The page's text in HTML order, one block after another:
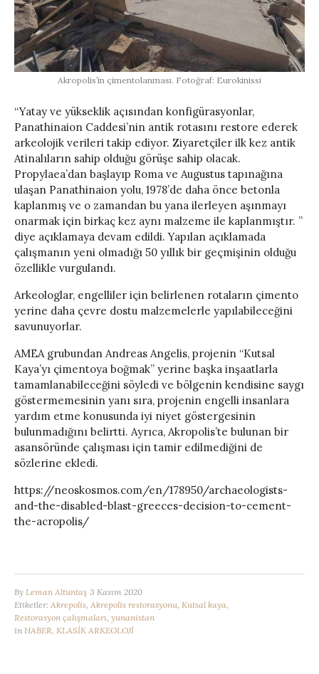
Akropolis’in çimentolanması. Fotoğraf: Eurokinissi
“Yatay ve yükseklik açısından konfigürasyonlar,
Panathinaion Caddesi’nin antik rotasını restore ederek
arkeolojik verileri takip ediyor. Ziyaretçiler ilk kez antik
Atinalıların sahip olduğu görüşe sahip olacak.
Propylaea’dan başlayıp Roma ve Augustus tapınağına
ulaşan Panathinaion yolu, 1978’de daha önce betonla
kaplanmış ve o zamandan bu yana ilerleyen aşınmayı
onarmak için birkaç kez aynı malzeme ile kaplanmıştır. ”
diye açıklamaya devam edildi. Yapılan açıklamada
çalışmanın yeni olmadığı 50 yıllık bir geçmişinin olduğu
özellikle vurgulandı.
Arkeologlar, engelliler için belirlenen rotaların çimento
yerine daha çevre dostu malzemelerle yapılabileceğini
savunuyorlar.
AMEA grubundan Andreas Angelis, projenin “Kutsal
Kaya’yı çimentoya boğmak” yerine başka inşaatlarla
tamamlanabileceğini söyledi ve bölgenin kendisine saygı
göstermemesinin yanı sıra, projenin engelli insanlara
yardım etme konusunda iyi niyet göstergesinin
bulunmadığını belirtti. Ayrıca, Akropolis’te bulunan bir
asansöründe çalışması için tamir edilmediğini de
sözlerine ekledi.
https://neoskosmos.com/en/178950/archaeologists-
and-the-disabled-blast-greeces-decision-to-cement-
the-acropolis/
By Leman Altuntaş 3 Kasım 2020
Etiketler: Akrepolis Akrepolis restorasyonu Kutsal kaya
Restorasyon çalışmaları yunanistan
in HABER KLASİK ARKEOLOJİ